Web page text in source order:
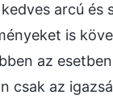
arcú és
is
az
csak az